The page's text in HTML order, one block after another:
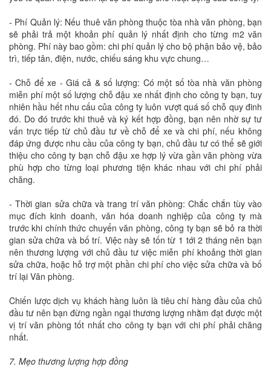
- Phí Quản lý: Nếu thuê văn phòng thuộc tòa nhà văn phòng, bạn
sẽ phải trả một khoản phí quản lý nhất định cho từng m2 văn
phòng. Phí này bao gồm: chi phí quản lý cho bộ phận bảo vệ, bảo
trì, tiếp tân, điện, nước, chiếu sáng khu vực chung…
- Chỗ để xe - Giá cả & số lượng: Có một số tòa nhà văn phòng
miễn phí một số lượng chỗ đậu xe nhất định cho công ty bạn, tuy
nhiên hầu hết nhu cấu của công ty luôn vượt quá số chỗ quy đinh
đó. Do đó trước khi thuê và ký kết hợp đồng, bạn nên nhờ sự tư
vấn trực tiếp từ chủ đầu tư về chỗ để xe và chi phí, nếu không
đáp ứng được nhu cầu của công ty bạn, chủ đầu tư có thể sẽ giới
thiệu cho công ty bạn chỗ đậu xe hợp lý vừa gần văn phòng vừa
phù hợp cho từng loại phương tiện khác nhau với chi phí phải
chăng.
- Thời gian sửa chữa và trang trí văn phòng: Chắc chắn tùy vào
mục đích kinh doanh, văn hóa doanh nghiệp của công ty mà
trước khi chính thức chuyển văn phòng, công ty bạn sẽ bỏ ra thời
gian sửa chữa và bố trí. Việc này sẽ tốn từ 1 tới 2 tháng nên bạn
nên thương lượng với chủ đầu tư việc miễn phí khoảng thời gian
sửa chữa, hoặc hỗ trợ một phần chi phí cho việc sửa chữa và bố
trí lại Văn phòng.
Chiến lược dịch vụ khách hàng luôn là tiêu chí hàng đầu của chủ
đầu tư nên bạn đừng ngần ngại thương lượng nhằm đạt được một
vị trí văn phòng tốt nhất cho công ty bạn với chi phí phải chăng
nhất.
7. Mẹo thương lượng hợp đồng